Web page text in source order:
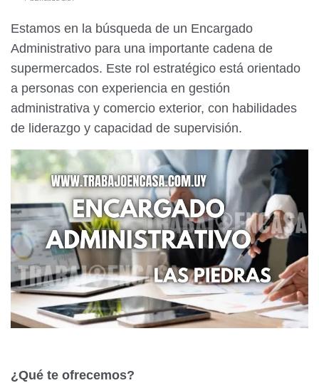
Estamos en la búsqueda de un Encargado
Administrativo para una importante cadena de
supermercados. Este rol estratégico está orientado
a personas con experiencia en gestión
administrativa y comercio exterior, con habilidades
de liderazgo y capacidad de supervisión.
¿Qué te ofrecemos?